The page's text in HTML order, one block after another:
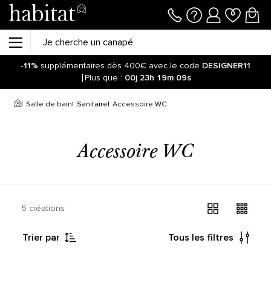
-11% supplémentaires dès 400€ avec le code DESIGNER11
Plus que : 00j 23h 19m 09s
Salle de bain Sanitaire Accessoire WC
Accessoire WC
5 créations
Trier par Tous les filtres